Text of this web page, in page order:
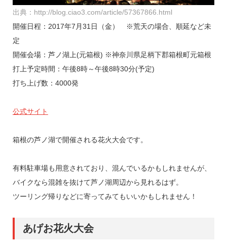
出典：http://blog.ciao3.com/article/57367866.html
開催日程：2017年7月31日（金） ※荒天の場合、順延など未
定
開催会場：芦ノ湖上(元箱根) ※神奈川県足柄下郡箱根町元箱根
打上予定時間：午後8時～午後8時30分(予定)
打ち上げ数：4000発
公式サイト
箱根の芦ノ湖で開催される花火大会です。
有料駐車場も用意されており、混んでいるかもしれませんが、
バイクなら混雑を抜けて芦ノ湖周辺から見れるはず。
ツーリング帰りなどに寄ってみてもいいかもしれません！
あげお花火大会